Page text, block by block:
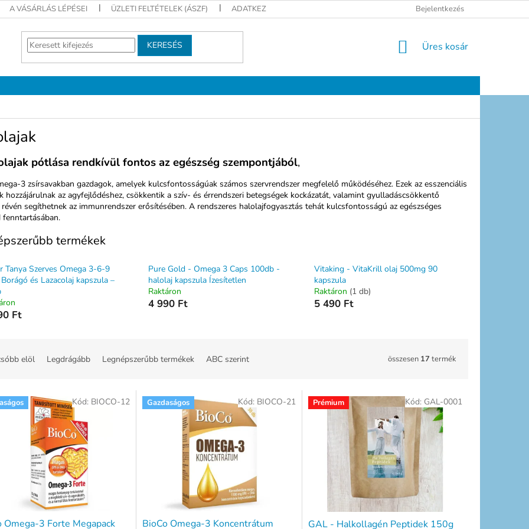
A VÁSÁRLÁS LÉPÉSEI ÜZLETI FELTÉTELEK (ÁSZF) ADATKEZELÉSI TÁJÉKOZTATÓ JOGI NYILATKOZAT ELÉRHETŐSÉGEK
Bejelentkezés
KERESÉS KOSÁR
Üres kosár
pótlása rendkívül fontos az egészség szempontjából,
3 zsírsavakban gazdagok, amelyek kulcsfontosságúak számos szervrendszer megfelelő működéséhez. Ezek az esszenciális
hozzájárulnak az agyfejlődéshez, csökkentik a szív- és érrendszeri betegségek kockázatát, valamint gyulladáscsökkentő
segíthetnek az immunrendszer erősítésében. A rendszeres halolajfogyasztás tehát kulcsfontosságú az egészséges
termékek
Tanya Szerves Omega 3-6-9
és Lazacolaj kapszula –
Ft
Pure Gold - Omega 3 Caps 100db -
halolaj kapszula Ízesítetlen
Raktáron
4 990 Ft
Vitaking - VitaKrill olaj 500mg 90
kapszula
Raktáron (1 db)
5 490 Ft
elöl Legdrágább Legnépszerűbb termékek ABC szerint összesen 17 termék
Omega-3 Forte Megapack
Kód: BIOCO-12 Gazdaságos
BioCo Omega-3 Koncentrátum
Kód: BIOCO-21 Prémium
GAL - Halkollagén Peptidek 150g
Kód: GAL-0001